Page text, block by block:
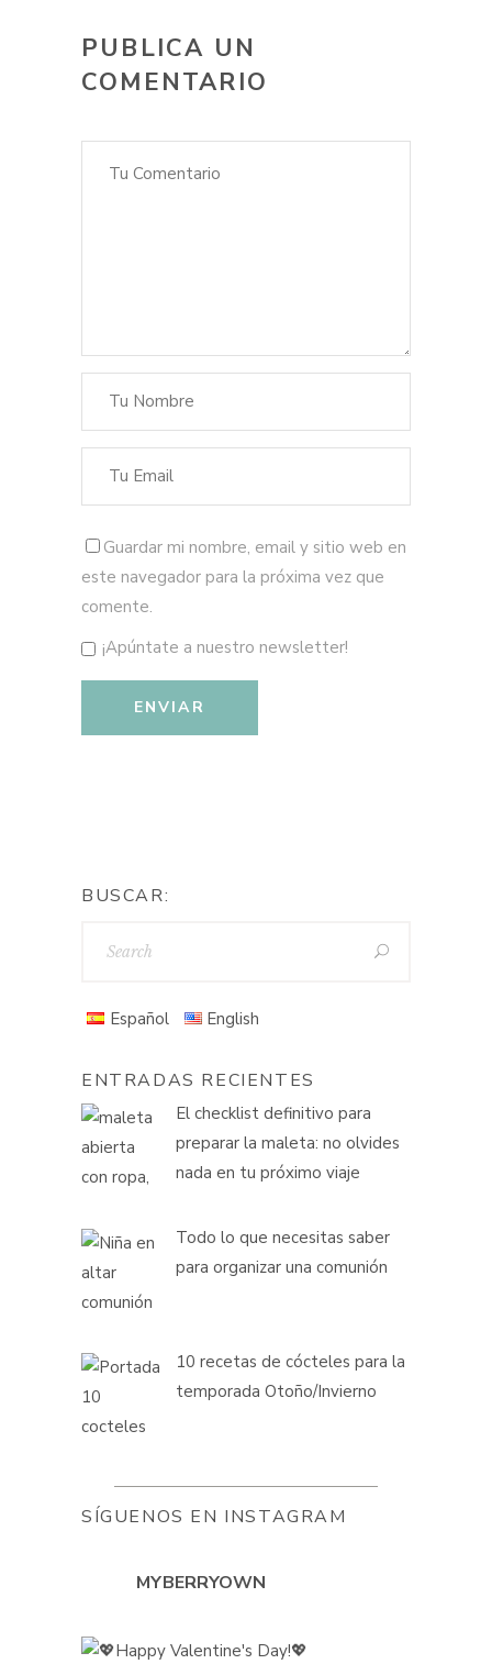
PUBLICA UN
COMENTARIO
Guardar mi nombre, email y sitio web en
este navegador para la próxima vez que
comente.
¡Apúntate a nuestro newsletter!
BUSCAR:
Español English
ENTRADAS RECIENTES
El checklist definitivo para
preparar la maleta: no olvides
nada en tu próximo viaje
Todo lo que necesitas saber
para organizar una comunión
10 recetas de cócteles para la
temporada Otoño/Invierno
SÍGUENOS EN INSTAGRAM
MYBERRYOWN